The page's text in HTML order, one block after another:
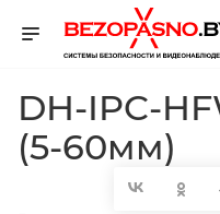
DH-IPC-
(5-60мм)